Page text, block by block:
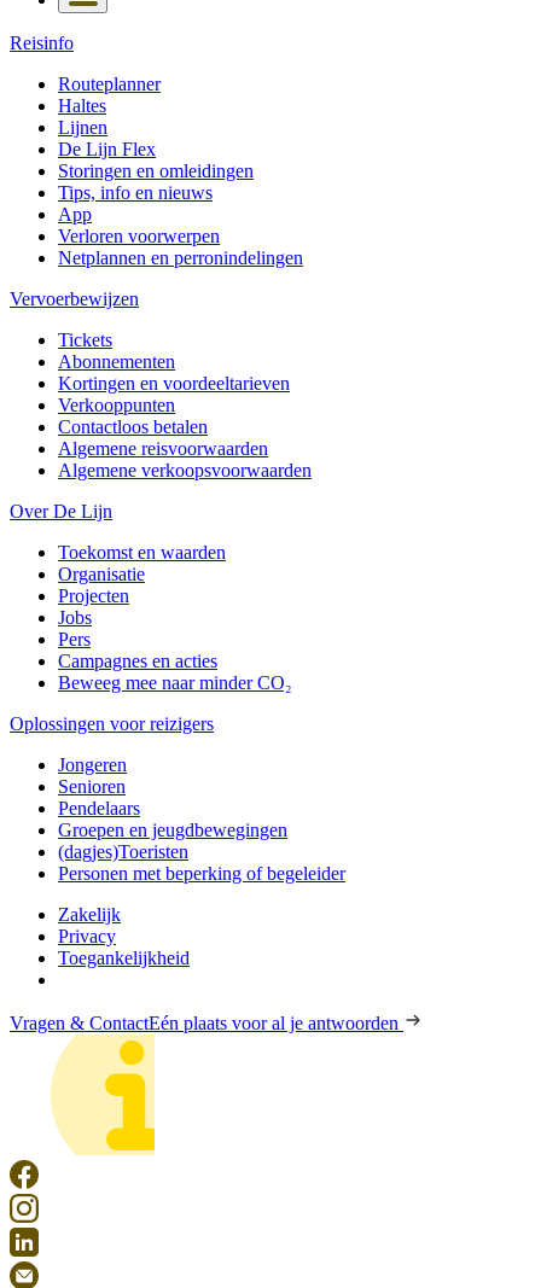
Reisinfo
Routeplanner
Haltes
Lijnen
De Lijn Flex
Storingen en omleidingen
Tips, info en nieuws
App
Verloren voorwerpen
Netplannen en perronindelingen
Vervoerbewijzen
Tickets
Abonnementen
Kortingen en voordeeltarieven
Verkooppunten
Contactloos betalen
Algemene reisvoorwaarden
Algemene verkoopsvoorwaarden
Over De Lijn
Toekomst en waarden
Organisatie
Projecten
Jobs
Pers
Campagnes en acties
Beweeg mee naar minder CO₂
Oplossingen voor reizigers
Jongeren
Senioren
Pendelaars
Groepen en jeugdbewegingen
(dagjes)Toeristen
Personen met beperking of begeleider
Zakelijk
Privacy
Toegankelijkheid
Vragen & ContactEén plaats voor al je antwoorden